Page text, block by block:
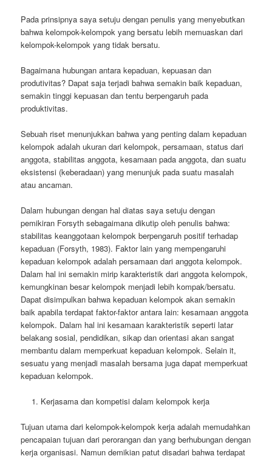
Pada prinsipnya saya setuju dengan penulis yang menyebutkan
bahwa kelompok-kelompok yang bersatu lebih memuaskan dari
kelompok-kelompok yang tidak bersatu.
Bagaimana hubungan antara kepaduan, kepuasan dan
produtivitas? Dapat saja terjadi bahwa semakin baik kepaduan,
semakin tinggi kepuasan dan tentu berpengaruh pada
produktivitas.
Sebuah riset menunjukkan bahwa yang penting dalam kepaduan
kelompok adalah ukuran dari kelompok, persamaan, status dari
anggota, stabilitas anggota, kesamaan pada anggota, dan suatu
eksistensi (keberadaan) yang menunjuk pada suatu masalah
atau ancaman.
Dalam hubungan dengan hal diatas saya setuju dengan
pemikiran Forsyth sebagaimana dikutip oleh penulis bahwa:
stabilitas keanggotaan kelompok berpengaruh positif terhadap
kepaduan (Forsyth, 1983). Faktor lain yang mempengaruhi
kepaduan kelompok adalah persamaan dari anggota kelompok.
Dalam hal ini semakin mirip karakteristik dari anggota kelompok,
kemungkinan besar kelompok menjadi lebih kompak/bersatu.
Dapat disimpulkan bahwa kepaduan kelompok akan semakin
baik apabila terdapat faktor-faktor antara lain: kesamaan anggota
kelompok. Dalam hal ini kesamaan karakteristik seperti latar
belakang sosial, pendidikan, sikap dan orientasi akan sangat
membantu dalam memperkuat kepaduan kelompok. Selain it,
sesuatu yang menjadi masalah bersama juga dapat memperkuat
kepaduan kelompok.
Kerjasama dan kompetisi dalam kelompok kerja
Tujuan utama dari kelompok-kelompok kerja adalah memudahkan
pencapaian tujuan dari perorangan dan yang berhubungan dengan
kerja organisasi. Namun demikian patut disadari bahwa terdapat